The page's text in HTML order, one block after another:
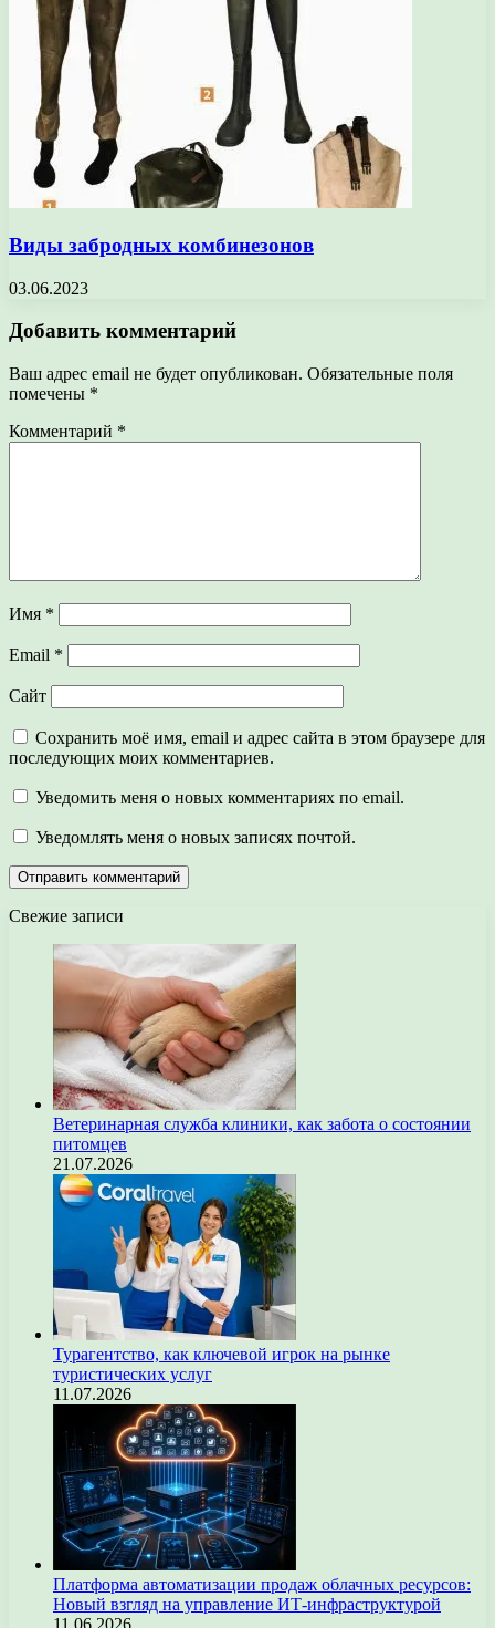
Виды забродных комбинезонов
03.06.2023
Добавить комментарий
Ваш адрес email не будет опубликован. Обязательные поля
помечены *
Комментарий *
Имя *
Email *
Сайт
Сохранить моё имя, email и адрес сайта в этом браузере для
последующих моих комментариев.
Уведомить меня о новых комментариях по email.
Уведомлять меня о новых записях почтой.
Свежие записи
Ветеринарная служба клиники, как забота о состоянии
питомцев
21.07.2026
Турагентство, как ключевой игрок на рынке
туристических услуг
11.07.2026
Платформа автоматизации продаж облачных ресурсов:
Новый взгляд на управление ИТ-инфраструктурой
11.06.2026